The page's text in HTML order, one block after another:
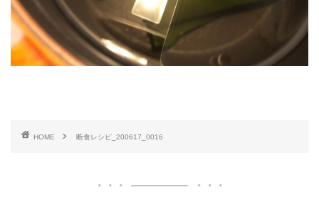
HOME 断食レシピ_200617_0016